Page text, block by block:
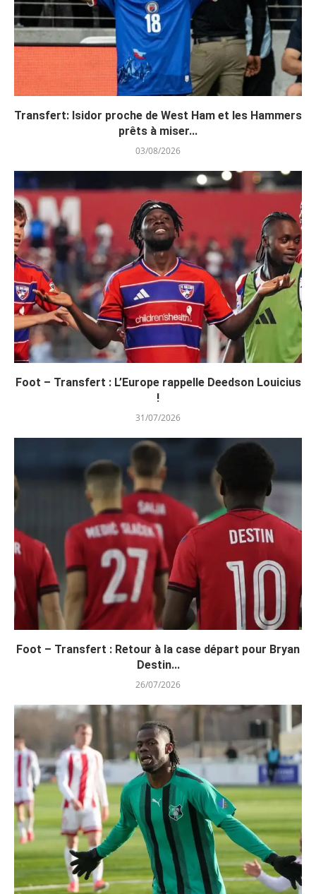
Transfert: Isidor proche de West Ham et les Hammers
prêts à miser...
03/08/2026
Foot – Transfert : L’Europe rappelle Deedson Louicius
!
31/07/2026
Foot – Transfert : Retour à la case départ pour Bryan
Destin...
26/07/2026